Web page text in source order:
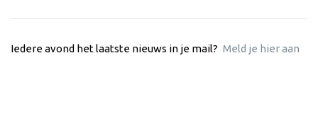
Iedere avond het laatste nieuws in je mail? Meld je hier aan